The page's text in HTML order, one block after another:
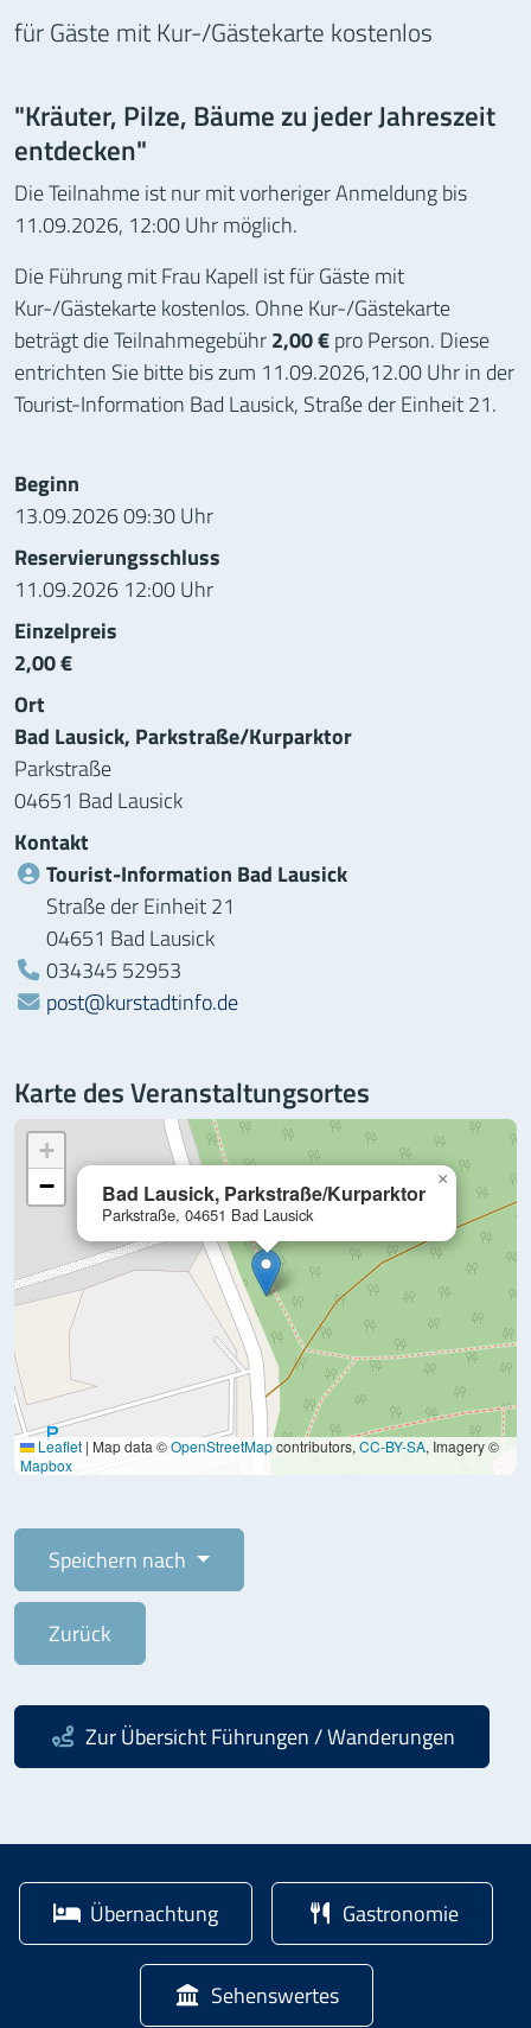
für Gäste mit Kur-/Gästekarte kostenlos
"Kräuter, Pilze, Bäume zu jeder Jahreszeit
entdecken"
Die Teilnahme ist nur mit vorheriger Anmeldung bis
11.09.2026, 12:00 Uhr möglich.
Die Führung mit Frau Kapell ist für Gäste mit
Kur-/Gästekarte kostenlos. Ohne Kur-/Gästekarte
beträgt die Teilnahmegebühr2,00 €pro Person. Diese
entrichten Sie bitte bis zum 11.09.2026,12.00 Uhr in der
Tourist-Information Bad Lausick, Straße der Einheit 21.
Informationen zur Veranstaltung
Beginn
13.09.2026 09:30 Uhr
Reservierungsschluss
11.09.2026 12:00 Uhr
Einzelpreis
2,00 €
Ort
Bad Lausick, Parkstraße/Kurparktor
Parkstraße
04651 Bad Lausick
Kontakt
Tourist-Information Bad Lausick
Straße der Einheit 21
04651 Bad Lausick
Telefon:
034345 52953
post@kurstadtinfo.de
Karte des Veranstaltungsortes
Bad Lausick, Parkstraße/Kurparktor
Parkstraße, 04651 Bad Lausick
×
+
−
Leaflet | Map data ©OpenStreetMapcontributors, CC-BY-SA, Imagery ©
Mapbox
Speichern nach
Zurück
Zur ÜbersichtFührungen / Wanderungen
Übernachtung Gastronomie
Sehenswertes